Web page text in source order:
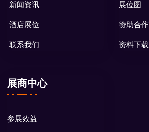
新闻资讯
酒店展位
联系我们
展位图
赞助合作
资料下载
展商中心
参展效益